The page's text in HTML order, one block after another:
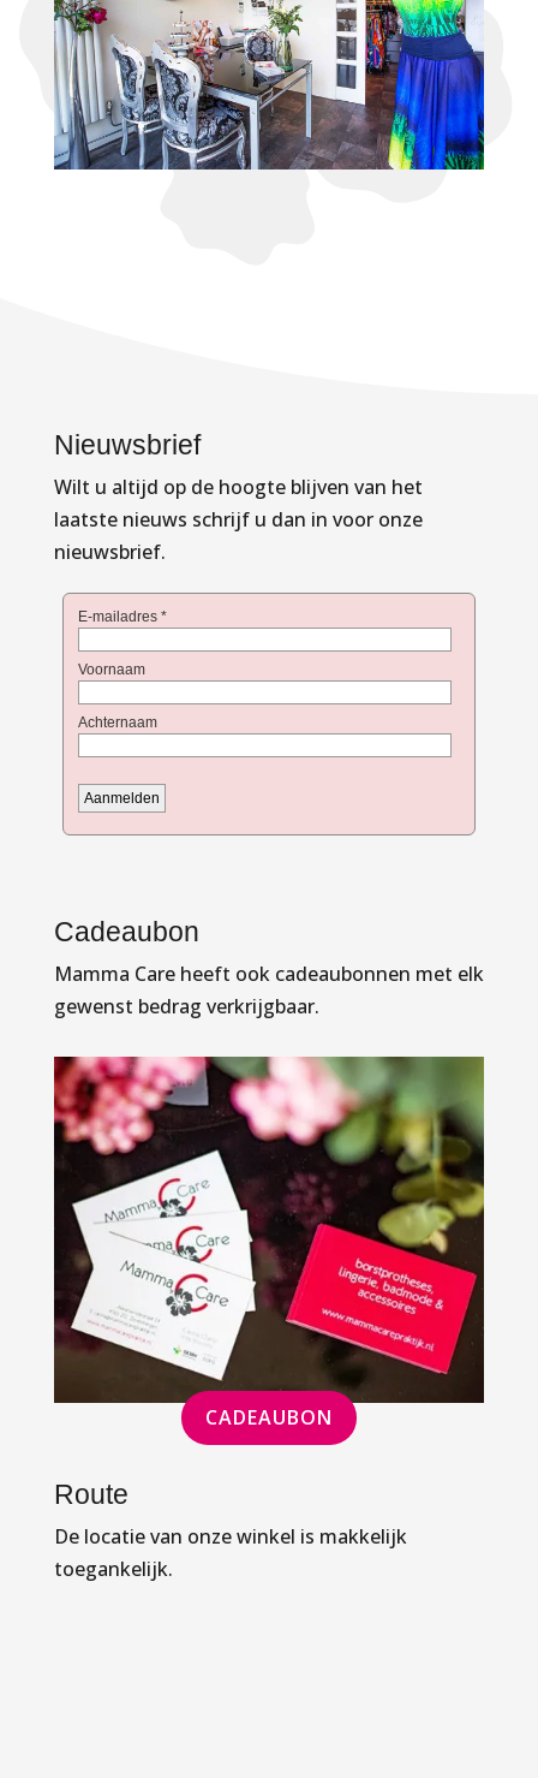
Nieuwsbrief
Wilt u altijd op de hoogte blijven van het
laatste nieuws schrijf u dan in voor onze
nieuwsbrief.
Cadeaubon
Mamma Care heeft ook cadeaubonnen met elk
gewenst bedrag verkrijgbaar.
CADEAUBON
Route
De locatie van onze winkel is makkelijk
toegankelijk.